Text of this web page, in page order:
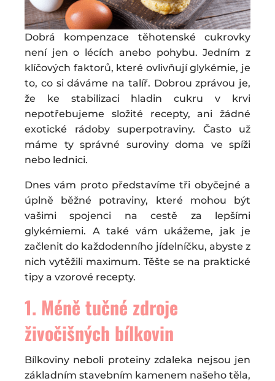
Dobrá kompenzace těhotenské cukrovky
není jen o lécích anebo pohybu. Jedním z
klíčových faktorů, které ovlivňují glykémie, je
to, co si dáváme na talíř. Dobrou zprávou je,
že ke stabilizaci hladin cukru v krvi
nepotřebujeme složité recepty, ani žádné
exotické rádoby superpotraviny. Často už
máme ty správné suroviny doma ve spíži
nebo lednici.
Dnes vám proto představíme tři obyčejné a
úplně běžné potraviny, které mohou být
vašimi spojenci na cestě za lepšími
glykémiemi. A také vám ukážeme, jak je
začlenit do každodenního jídelníčku, abyste z
nich vytěžili maximum. Těšte se na praktické
tipy a vzorové recepty.
1. Méně tučné zdroje
živočišných bílkovin
Bílkoviny neboli proteiny zdaleka nejsou jen
základním stavebním kamenem našeho těla,